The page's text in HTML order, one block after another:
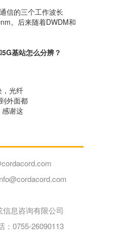
信的三个工作波长
。后来随着DWDM和
基站怎么分辨？
，光纤
外面都
谢这
息咨询有限公司
：0755-26090113